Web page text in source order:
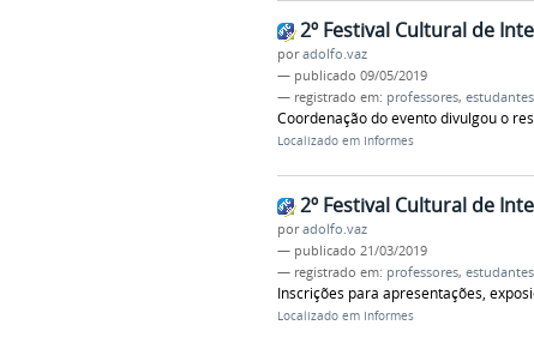
2º Festival Cultural de
poradolfo.vaz
— publicado 09/05/2019
— registrado em: professores, estudantes
Coordenação do evento divulgou o
Localizado em Informes
2º Festival Cultural de
poradolfo.vaz
— publicado 21/03/2019
— registrado em: professores, estudantes
Inscrições para apresentações,
Localizado em Informes